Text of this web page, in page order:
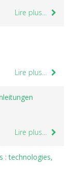
Lire plus...
Lire plus...
Lire plus...
: technologies,